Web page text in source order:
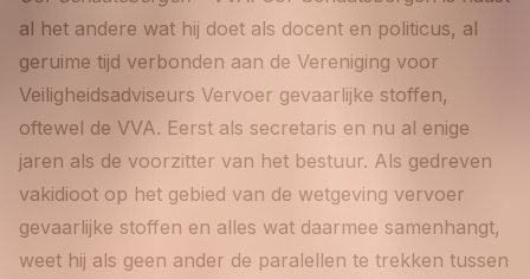
al het andere wat hij doet als docent en politicus, al
geruime tijd verbonden aan de Vereniging voor
Veiligheidsadviseurs Vervoer gevaarlijke stoffen,
oftewel de VVA. Eerst als secretaris en nu al enige
jaren als de voorzitter van het bestuur. Als gedreven
vakidioot op het gebied van de wetgeving vervoer
gevaarlijke stoffen en alles wat daarmee samenhangt,
weet hij als geen ander de paralellen te trekken tussen